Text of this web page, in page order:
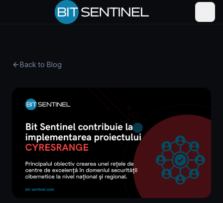
Skip to content
Back to Blog